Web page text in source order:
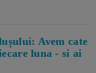
Avem cate
luna - si ai